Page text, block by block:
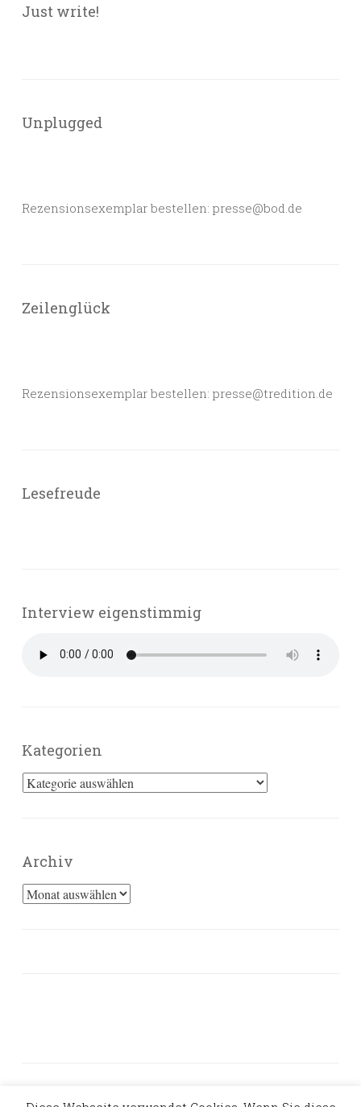
Just write!
Unplugged
Rezensionsexemplar bestellen: presse@bod.de
Zeilenglück
Rezensionsexemplar bestellen: presse@tredition.de
Lesefreude
Interview eigenstimmig
Kategorien
Kategorien
Archiv
Archiv